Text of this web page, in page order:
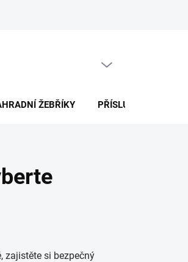
ŽEBŘÍKY PŘÍSLUŠENSTVÍ
zajistěte si bezpečný